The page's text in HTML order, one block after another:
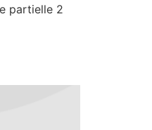
partielle 2